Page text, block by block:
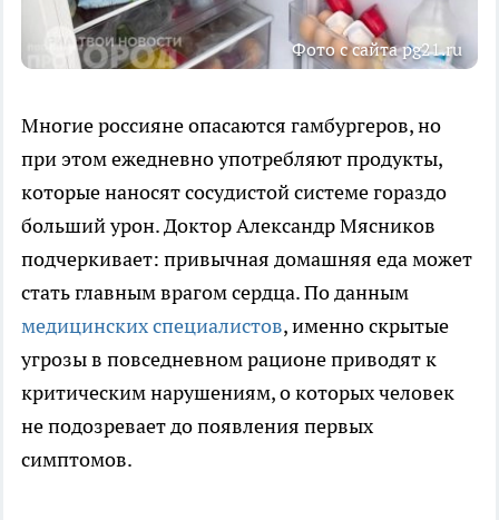
Фото с сайта pg21.ru
Многие россияне опасаются гамбургеров, но
при этом ежедневно употребляют продукты,
которые наносят сосудистой системе гораздо
больший урон. Доктор Александр Мясников
подчеркивает: привычная домашняя еда может
стать главным врагом сердца. По данным
медицинских специалистов, именно скрытые
угрозы в повседневном рационе приводят к
критическим нарушениям, о которых человек
не подозревает до появления первых
симптомов.